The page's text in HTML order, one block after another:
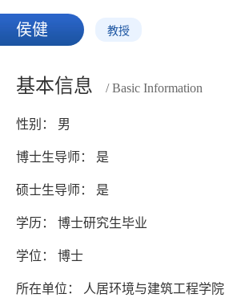
侯健 教授
基本信息 / Basic Information
性别： 男
博士生导师： 是
硕士生导师： 是
学历： 博士研究生毕业
学位： 博士
所在单位： 人居环境与建筑工程学院